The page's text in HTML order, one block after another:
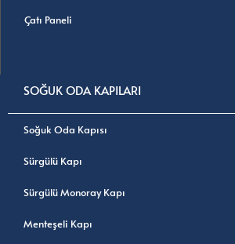
Çatı Paneli
SOĞUK ODA KAPILARI
Soğuk Oda Kapısı
Sürgülü Kapı
Sürgülü Monoray Kapı
Menteşeli Kapı